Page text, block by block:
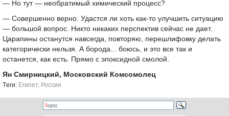
— Но тут — необратимый химический процесс?
— Совершенно верно. Удастся ли хоть как-то улучшить ситуацию
— большой вопрос. Никто никаких перспектив сейчас не дает.
Царапины останутся навсегда, повторяю, перешлифовку делать
категорически нельзя. А борода... боюсь, и это все так и
останется, как есть. Прямо с эпоксидной смолой.
Ян Смирницкий, Московский Комсомолец
Tеги: Египет, Россия